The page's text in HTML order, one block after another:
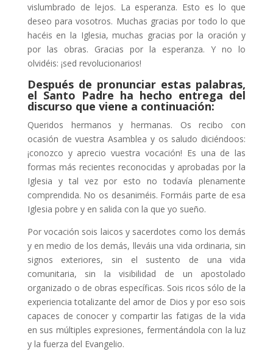
vislumbrado de lejos. La esperanza. Esto es lo que
deseo para vosotros. Muchas gracias por todo lo que
hacéis en la Iglesia, muchas gracias por la oración y
por las obras. Gracias por la esperanza. Y no lo
olvidéis: ¡sed revolucionarios!
Después de pronunciar estas palabras,
el Santo Padre ha hecho entrega del
discurso que viene a continuación:
Queridos hermanos y hermanas. Os recibo con
ocasión de vuestra Asamblea y os saludo diciéndoos:
¡conozco y aprecio vuestra vocación! Es una de las
formas más recientes reconocidas y aprobadas por la
Iglesia y tal vez por esto no todavía plenamente
comprendida. No os desaniméis. Formáis parte de esa
Iglesia pobre y en salida con la que yo sueño.
Por vocación sois laicos y sacerdotes como los demás
y en medio de los demás, lleváis una vida ordinaria, sin
signos exteriores, sin el sustento de una vida
comunitaria, sin la visibilidad de un apostolado
organizado o de obras específicas. Sois ricos sólo de la
experiencia totalizante del amor de Dios y por eso sois
capaces de conocer y compartir las fatigas de la vida
en sus múltiples expresiones, fermentándola con la luz
y la fuerza del Evangelio.